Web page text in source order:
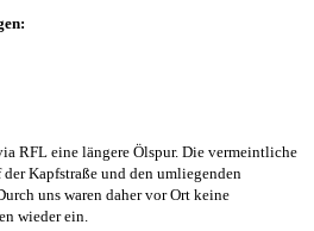
RFL eine längere Ölspur. Die vermeintliche
Kapfstraße und den umliegenden
uns waren daher vor Ort keine
wieder ein.